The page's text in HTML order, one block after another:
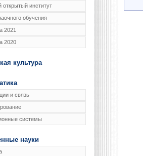
открытый институт
обучения
2021
2020
культура
и связь
системы
науки